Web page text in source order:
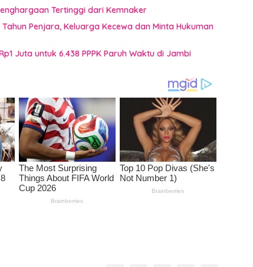
Tertinggi dari Kemnaker
Penjara, Keluarga Kecewa dan Minta Hukuman
Juta untuk 6.438 PPPK Paruh Waktu di Jambi